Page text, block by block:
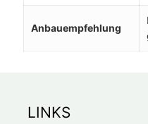
Anbauempfehlung
LINKS